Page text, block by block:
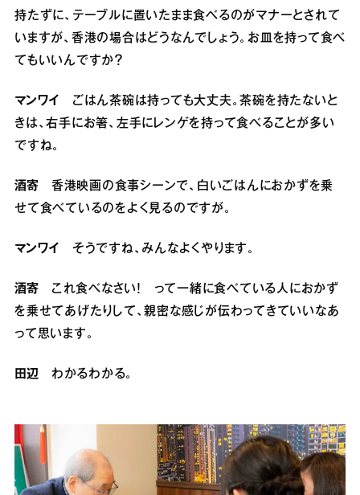
持たずに、テーブルに置いたまま食べるのがマナーとされて
いますが、香港の場合はどうなんでしょう。お皿を持って食べ
てもいいんですか？
マンワイ
ごはん茶碗は持っても大丈夫。茶碗を持たないと
きは、右手にお箸、左手にレンゲを持って食べることが多い
ですね。
酒寄 香港映画の食事シーンで、白いごはんにおかずを乗
せて食べているのをよく見るのですが。
マンワイ そうですね、みんなよくやります。
酒寄 これ食べなさい！ って一緒に食べている人におかず
を乗せてあげたりして、親密な感じが伝わってきていいなあ
って思います。
田辺 わかるわかる。